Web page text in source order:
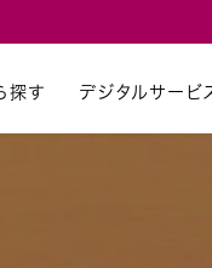
探す
探す デジタルサービ